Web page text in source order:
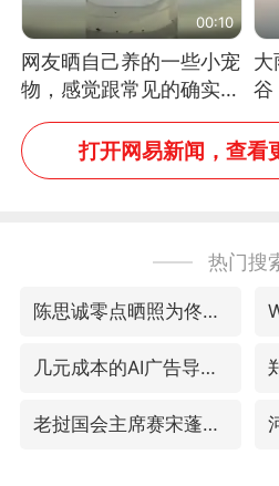
00:10
网友晒自己养的一些小宠
物，感觉跟常见的确实有
些不一样
大
谷
没
打开网易新闻，查看
热门搜
陈思诚零点晒照为佟丽娅庆生
几元成本的AI广告导致千万市值蒸发
老挝国会主席赛宋蓬逝世